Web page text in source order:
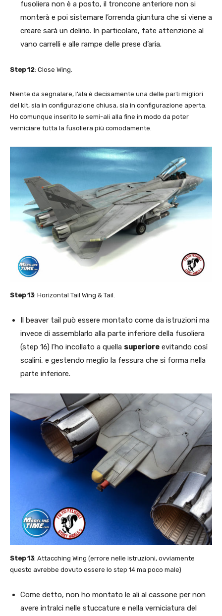
fusoliera non è a posto, il troncone anteriore non si
monterà e poi sistemare l’orrenda giuntura che si viene a
creare sarà un delirio. In particolare, fate attenzione al
vano carrelli e alle rampe delle prese d’aria.
Step 12: Close Wing.
Niente da segnalare, l’ala è decisamente una delle parti migliori
del kit, sia in configurazione chiusa, sia in configurazione aperta.
Ho comunque inserito le semi-ali alla fine in modo da poter
verniciare tutta la fusoliera più comodamente.
Step 13: Horizontal Tail Wing & Tail.
Il beaver tail può essere montato come da istruzioni ma
invece di assemblarlo alla parte inferiore della fusoliera
(step 16) l’ho incollato a quella superiore evitando così
scalini, e gestendo meglio la fessura che si forma nella
parte inferiore.
Step 13: Attacching Wing (errore nelle istruzioni, ovviamente
questo avrebbe dovuto essere lo step 14 ma poco male)
Come detto, non ho montato le ali al cassone per non
avere intralci nelle stuccature e nella verniciatura del